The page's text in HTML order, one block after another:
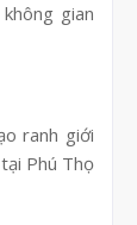
gian
ranh giới
Phú Thọ